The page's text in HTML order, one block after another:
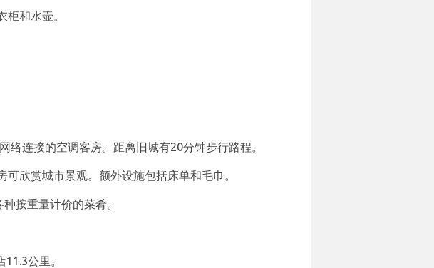
和水壶。
连接的空调客房。距离旧城有20分钟步行路程。
欣赏城市景观。额外设施包括床单和毛巾。
按重量计价的菜肴。
公里。